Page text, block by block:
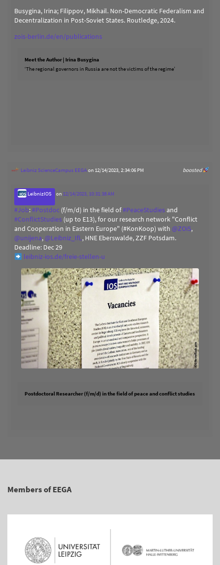
Busygina, Irina; Filippov, Mikhail. Non-Democratic Federalism and
Decentralization in Post-Soviet States. Routledge, 2024.
zois-berlin.de/en/publications
Meet the Author | Irina Busygina
‘The regional governors in Russia are not the victims of the regime’
boosted
Leibniz ScienceCampus EEGAon 12/14/2023, 2:34:06 PM
LeibnizIOS on 12/14/2023, 10:31:38 AM
#Job:#Postdoc (f/m/d) in the field of#PeaceStudiesand
#ConflictStudies (up to E13), for our research network "Conflict
and Cooperation in Eastern Europe" (#KonKoop) with @ZOiS,
@unijena, @Leibniz_IfL, HNE Eberswalde, ZZF Potsdam.
Deadline: Dec 29
leibniz-ios.de/freie-stellen-u
Postdoctoral Researcher (f/m/d) in the field of peace and conflict studies
Members of EEGA